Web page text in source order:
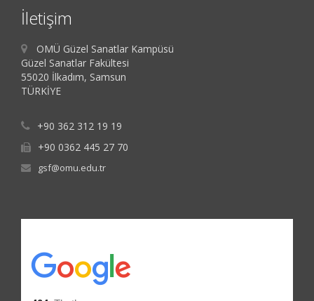
İletişim
OMÜ Güzel Sanatlar Kampüsü
Güzel Sanatlar Fakültesi
55020 İlkadım, Samsun
TÜRKİYE
+90 362 312 19 19
+90 0362 445 27 70
gsf@omu.edu.tr